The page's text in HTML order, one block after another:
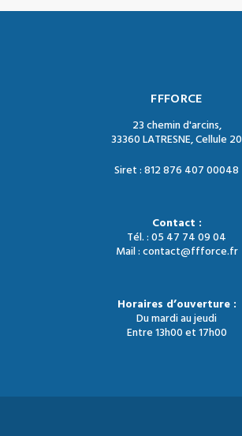
FFFORCE
23 chemin d'arcins,
33360 LATRESNE, Cellule 20
Siret : 812 876 407 00048
Contact :
Tél. : 05 47 74 09 04
Mail : contact@ffforce.fr
Horaires d’ouverture :
Du mardi au jeudi
Entre 13h00 et 17h00